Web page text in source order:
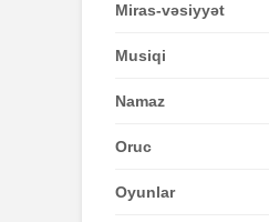
Miras-vəsiyyət
Musiqi
Namaz
Oruc
Oyunlar